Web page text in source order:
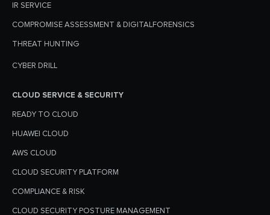
IR SERVICE
COMPROMISE ASSESSMENT & DIGITALFORENSICS
THREAT HUNTING
CYBER DRILL
CLOUD SERVICE & SECURITY
READY TO CLOUD
HUAWEI CLOUD
AWS CLOUD
CLOUD SECURITY PLATFORM
COMPLIANCE & RISK
CLOUD SECURITY POSTURE MANAGEMENT